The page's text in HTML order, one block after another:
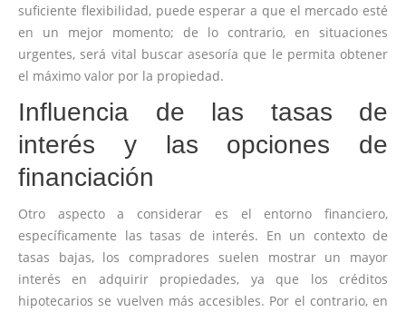
suficiente flexibilidad, puede esperar a que el mercado esté
en un mejor momento; de lo contrario, en situaciones
urgentes, será vital buscar asesoría que le permita obtener
el máximo valor por la propiedad.
Influencia de las tasas de
interés y las opciones de
financiación
Otro aspecto a considerar es el entorno financiero,
específicamente las tasas de interés. En un contexto de
tasas bajas, los compradores suelen mostrar un mayor
interés en adquirir propiedades, ya que los créditos
hipotecarios se vuelven más accesibles. Por el contrario, en